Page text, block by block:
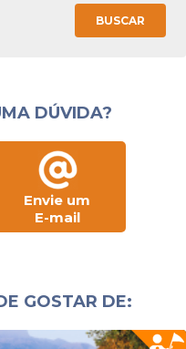
BUSCAR
DÚVIDA?
Envie um
E-mail
GOSTAR DE: